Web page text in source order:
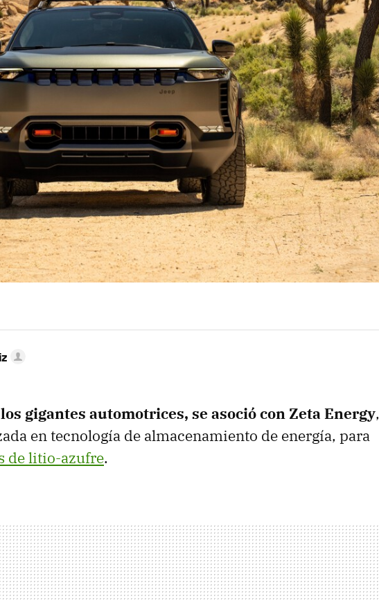
gigantes automotrices, se asoció con Zeta Energy,
en tecnología de almacenamiento de energía, para
de litio-azufre.